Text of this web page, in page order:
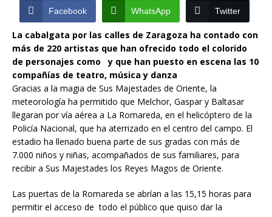
Facebook WhatsApp Twitter
La cabalgata por las calles de Zaragoza ha contado con
más de 220 artistas que han ofrecido todo el colorido
de personajes como y que han puesto en escena las 10
compañías de teatro, música y danza
Gracias a la magia de Sus Majestades de Oriente, la
meteorología ha permitido que Melchor, Gaspar y Baltasar
llegaran por vía aérea a La Romareda, en el helicóptero de la
Policía Nacional, que ha aterrizado en el centro del campo. El
estadio ha llenado buena parte de sus gradas con más de
7.000 niños y niñas, acompañados de sus familiares, para
recibir a Sus Majestades los Reyes Magos de Oriente.
Las puertas de la Romareda se abrían a las 15,15 horas para
permitir el acceso de todo el público que quiso dar la